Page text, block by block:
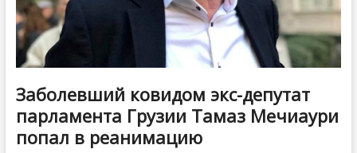
Заболевший ковидом экс-депутат
парламента Грузии Тамаз Мечиаури
попал в реанимацию